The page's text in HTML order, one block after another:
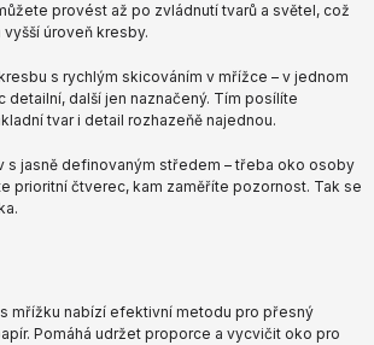
provést až po zvládnutí tvarů a světel, což
úroveň kresby.
s rychlým skicováním v mřížce – v jednom
detailní, další jen naznačený. Tím posílíte
tvar i detail rozhazeňě najednou.
s jasně definovaným středem – třeba oko osoby
prioritní čtverec, kam zaměříte pozornost. Tak se
mřížku nabízí efektivní metodu pro přesný
Pomáhá udržet proporce a vycvičit oko pro